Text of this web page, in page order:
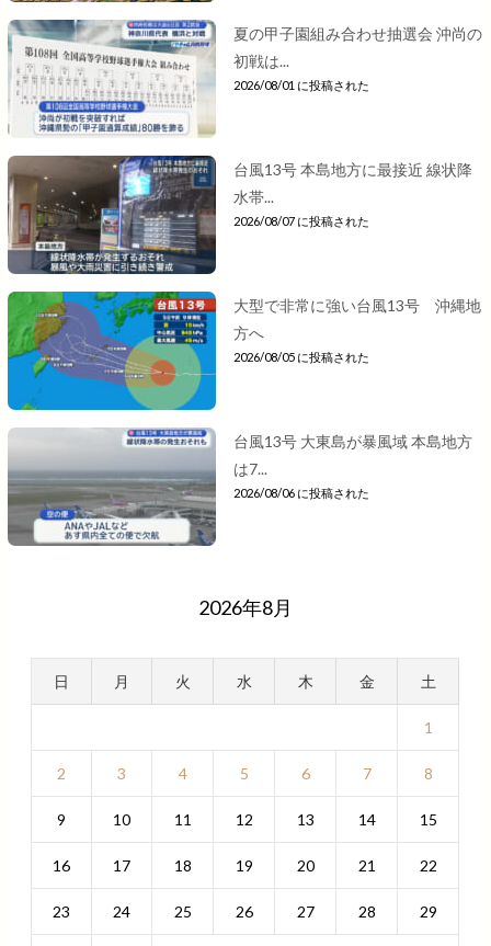
夏の甲子園組み合わせ抽選会 沖尚の
初戦は...
2026/08/01 に投稿された
台風13号 本島地方に最接近 線状降
水帯...
2026/08/07 に投稿された
大型で非常に強い台風13号 沖縄地
方へ
2026/08/05 に投稿された
台風13号 大東島が暴風域 本島地方
は7...
2026/08/06 に投稿された
2026年8月
日 月 火 水 木 金 土
1
2 3 4 5 6 7 8
9 10 11 12 13 14 15
16 17 18 19 20 21 22
23 24 25 26 27 28 29